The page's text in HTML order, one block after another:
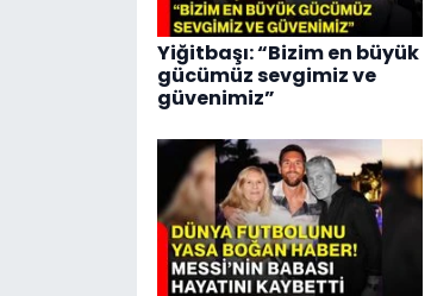
Yiğitbaşı: “Bizim en büyük
gücümüz sevgimiz ve
güvenimiz”